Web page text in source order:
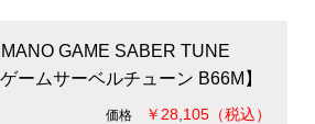
GAME SABER TUNE
ームサーベルチューン B66M】
価格 ￥28,105（税込）